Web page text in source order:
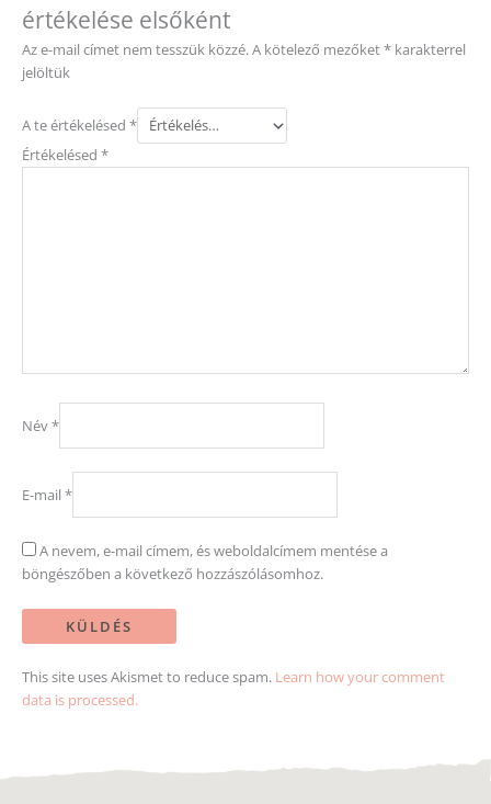
értékelése elsőként
Az e-mail címet nem tesszük közzé.A kötelező mezőket* karakterrel
jelöltük
A te értékelésed *
Értékelésed *
Név*
E-mail *
A nevem, e-mail címem, és weboldalcímem mentése a
böngészőben a következő hozzászólásomhoz.
This site uses Akismet to reduce spam. Learn how your comment
data is processed.